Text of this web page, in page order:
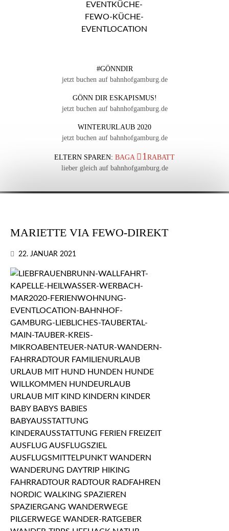
#GÖNNDIR
jetzt buchen auf bahnhofgamburg.de
GÖNN DIR ESKAPISMUS!
jetzt buchen auf bahnhofgamburg.de
WINTERURLAUB 2020
jetzt buchen auf bahnhofgamburg.de
ELTERN SPAREN:BAGA 1 RABATT
lieber gleich auf bahnhofgamburg.de
MARIETTE VIA FEWO-DIREKT
22. JANUAR 2021